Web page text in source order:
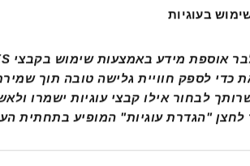
בעוגיות
לחצן "הגדרת עוגיות" המופיע בתחתית
רעננה, כפר סבא, נתניה, כרכור, ירקונים,
אשקלון, קריית גת, שדרות,